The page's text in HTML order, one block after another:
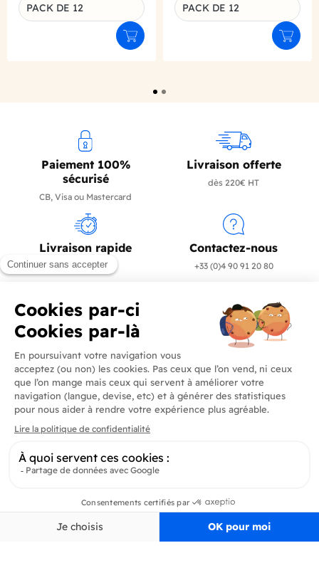
Déclinaison du produit
PACK DE 12
Ajouter au panier
Déclinaison du produit
PACK DE 12
Paiement 100%
sécurisé
CB, Visa ou Mastercard
Livraison offerte
dès 220€ HT
Livraison rapide
en 24/72h
Contactez-nous
+33 (0)4 90 91 20 80